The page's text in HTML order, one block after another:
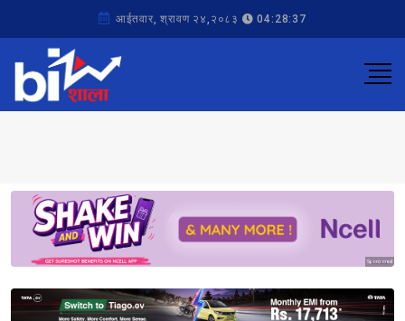
आईतवार, श्रावण २४,२०८३ 04:28:37
Sponsored